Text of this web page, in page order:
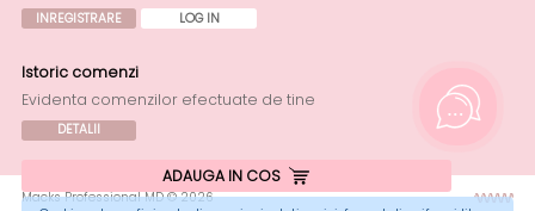
ADAUGA IN COS
INREGISTRARE LOG IN
Istoric comenzi
Evidenta comenzilor efectuate de tine
DETALII
Macks Professional MD © 2026